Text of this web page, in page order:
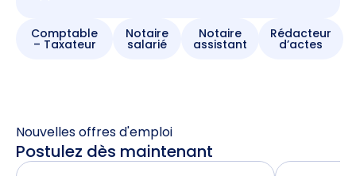
Comptable
– Taxateur
Notaire
salarié
Notaire
assistant
Rédacteur
d’actes
Nouvelles offres d'emploi
Postulez dès maintenant